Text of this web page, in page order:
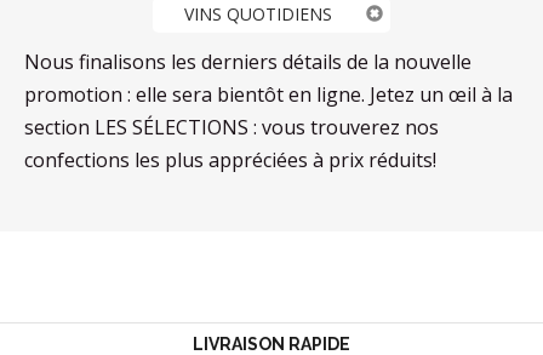
PROMOTIONS
BLOG
VINS QUOTIDIENS
Nous finalisons les derniers détails de la nouvelle
promotion : elle sera bientôt en ligne. Jetez un œil à la
section LES SÉLECTIONS : vous trouverez nos
confections les plus appréciées à prix réduits!
LIVRAISON RAPIDE